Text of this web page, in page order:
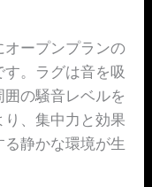
ープンプランの
。ラグは音を吸
の騒音レベルを
、集中力と効果
静かな環境が生